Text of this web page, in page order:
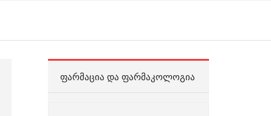
ᲤᲐᲠᲛᲐᲪᲘᲐ ᲓᲐ ᲤᲐᲠᲛᲐᲙᲝᲚᲝᲒᲘᲐ